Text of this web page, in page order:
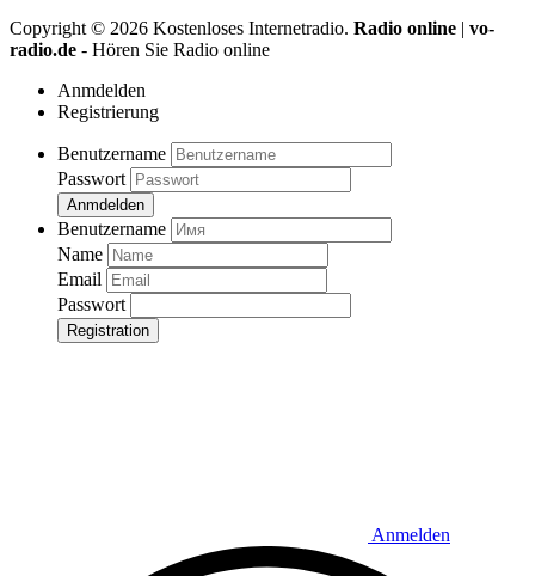
Copyright © 2026 Kostenloses Internetradio. Radio online | vo-
radio.de - Hören Sie Radio online
Anmdelden
Registrierung
Benutzername
Passwort
Anmdelden
Benutzername
Name
Email
Passwort
Registration
Anmelden